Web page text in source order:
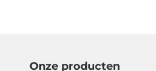
Onze producten